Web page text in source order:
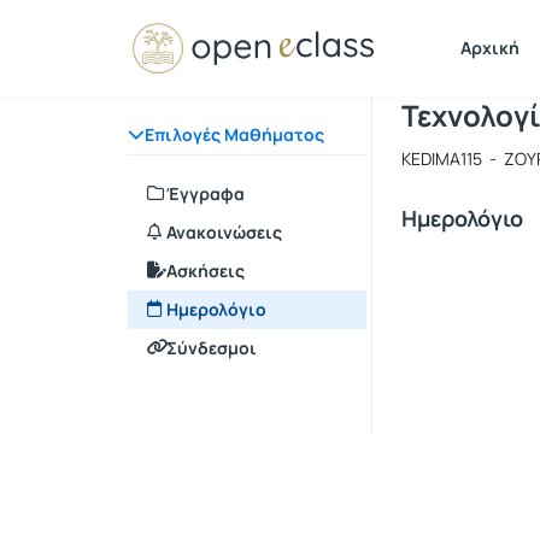
Αρχική
Επιλογές Μαθήματος
Έγγραφα
Ανακοινώσεις
Ασκήσεις
Ημερολόγιο
Σύνδεσμοι
Μάθημα :
Κωδικός :
KEDIMA115 -
Ημερολόγιο